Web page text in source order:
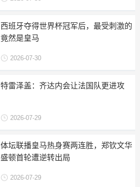
西班牙夺得世界杯冠军后，最受刺激的
竟然是皇马
2026-07-30
特雷泽盖：齐达内会让法国队更进攻
2026-07-29
体坛联播皇马热身赛两连胜，郑钦文华
盛顿首轮遭逆转出局
2026-07-29